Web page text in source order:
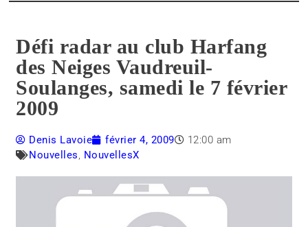
Défi radar au club Harfang
des Neiges Vaudreuil-
Soulanges, samedi le 7 février
2009
Denis Lavoie février 4, 2009
12:00 am
Nouvelles, NouvellesX